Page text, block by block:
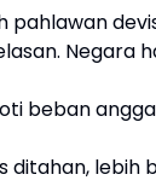
pahlawan
Negara
beban
ditahan, lebih